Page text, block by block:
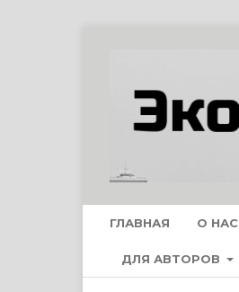
ГЛАВНАЯ О НАС
ДЛЯ АВТОРОВ